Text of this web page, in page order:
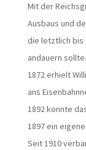
Mit der
Ausbaus und
die letztlich bis
andauern sollte.
1872 erhielt
ans
1892 konnte
1897 ein
Seit 1910